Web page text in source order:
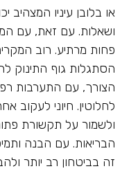
או בלובן עיניו
ושאלות. עם זאת, עם
פחות מרתיע. רוב
הסתגלות גוף התינוק
הצורך, עם התערבות
לחלוטין. חיוני לעקוב
ולשמור על תקשורת
הבריאות. עם הבנה
זה בביטחון רב יותר